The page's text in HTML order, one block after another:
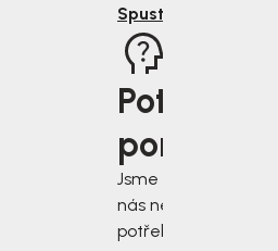
Spustit rádce
Potřebujete
poradit?
Jsme tu pro vás, když
nás nejvíce
potřebujete. Napište